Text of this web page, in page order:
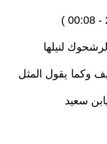
لنيلها
وكما يقول المثل
سعيد